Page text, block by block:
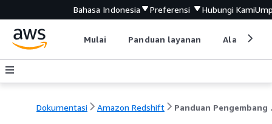
Bahasa Indonesia Preferensi Hubungi Kami
Mulai Panduan layanan Alat
Dokumentasi Amazon Redshift